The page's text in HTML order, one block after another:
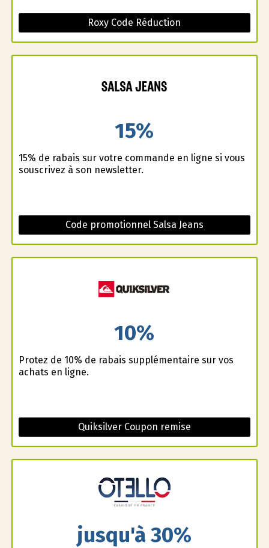
Roxy Code Réduction
15%
15% de rabais sur votre commande en ligne si vous
souscrivez à son newsletter.
Code promotionnel Salsa Jeans
10%
Profitez de 10% de rabais supplémentaire sur vos
achats en ligne.
Quiksilver Coupon remise
jusqu'à 30%